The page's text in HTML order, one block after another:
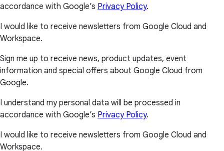
accordance with Google’s Privacy Policy.
I would like to receive newsletters from Google Cloud and
Workspace.
Sign me up to receive news, product updates, event
information and special offers about Google Cloud from
Google.
I understand my personal data will be processed in
accordance with Google’s Privacy Policy.
I would like to receive newsletters from Google Cloud and
Workspace.